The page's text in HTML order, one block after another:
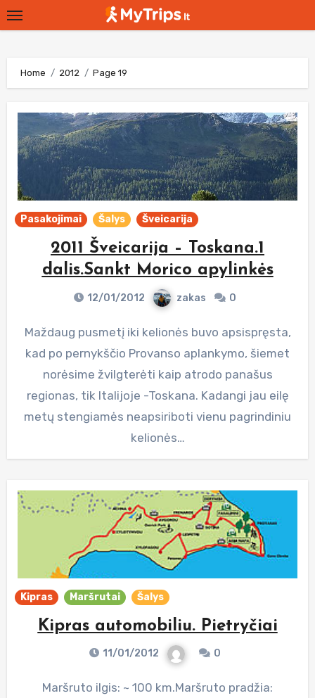
Skip
to
Home 2012 Page 19
Pasakojimai Šalys Šveicarija
2011 Šveicarija – Toskana.1
dalis.Sankt Morico apylinkės
12/01/2012 zakas 0
Maždaug pusmetį iki kelionės buvo apsispręsta,
kad po pernykščio Provanso aplankymo, šiemet
norėsime žvilgterėti kaip atrodo panašus
regionas, tik Italijoje -Toskana. Kadangi jau eilę
metų stengiamės neapsiriboti vienu pagrindiniu
kelionės…
Kipras Maršrutai Šalys
Kipras automobiliu. Pietryčiai
11/01/2012 0
Maršruto ilgis: ~ 100 km.Maršruto pradžia: